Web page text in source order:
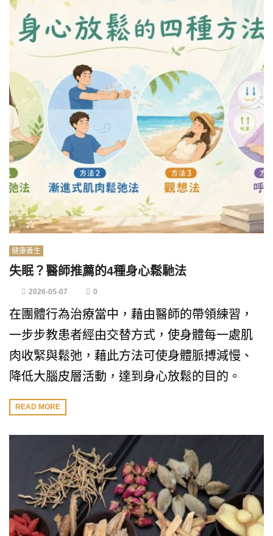
健康養生
失眠？醫師推薦的4種身心鬆馳法
2026-05-07 0
在團體行為治療當中，藉由醫師的帶領練習，
一步步教患者經由交替方式，使身體每一處肌
肉收緊與鬆弛，藉此方法可使身體脈搏減慢、
降低大腦皮層活動，達到身心放鬆的目的。
READ MORE